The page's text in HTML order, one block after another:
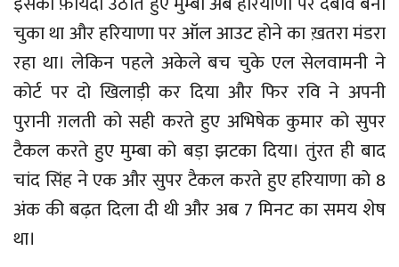
चुका था और हरियाणा पर ऑल आउट होने का ख़तरा मंडरा
रहा था। लेकिन पहले अकेले बच चुके एल सेलवामनी ने
कोर्ट पर दो खिलाड़ी कर दिया और फिर रवि ने अपनी
पुरानी ग़लती को सही करते हुए अभिषेक कुमार को सुपर
टैकल करते हुए मुम्बा को बड़ा झटका दिया। तुंरत ही बाद
चांद सिंह ने एक और सुपर टैकल करते हुए हरियाणा को 8
अंक की बढ़त दिला दी थी और अब 7 मिनट का समय शेष
था।